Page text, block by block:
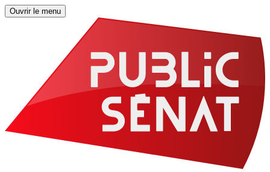
Ouvrir le menu